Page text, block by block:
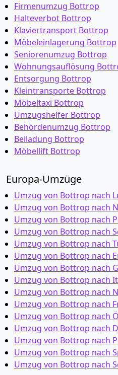
Firmenumzug Bottrop
Halteverbot Bottrop
Klaviertransport Bottrop
Möbeleinlagerung Bottrop
Seniorenumzug Bottrop
Wohnungsauflösung
Entsorgung Bottrop
Kleintransporte Bottrop
Möbeltaxi Bottrop
Umzugshelfer Bottrop
Behördenumzug Bottrop
Beiladung Bottrop
Möbellift Bottrop
Europa-Umzüge
Umzug von Bottrop nach
Umzug von Bottrop nach
Umzug von Bottrop nach
Umzug von Bottrop nach
Umzug von Bottrop nach
Umzug von Bottrop nach
Umzug von Bottrop nach
Umzug von Bottrop nach
Umzug von Bottrop nach
Umzug von Bottrop nach
Umzug von Bottrop nach
Umzug von Bottrop nach
Umzug von Bottrop nach
Umzug von Bottrop nach
Umzug von Bottrop nach